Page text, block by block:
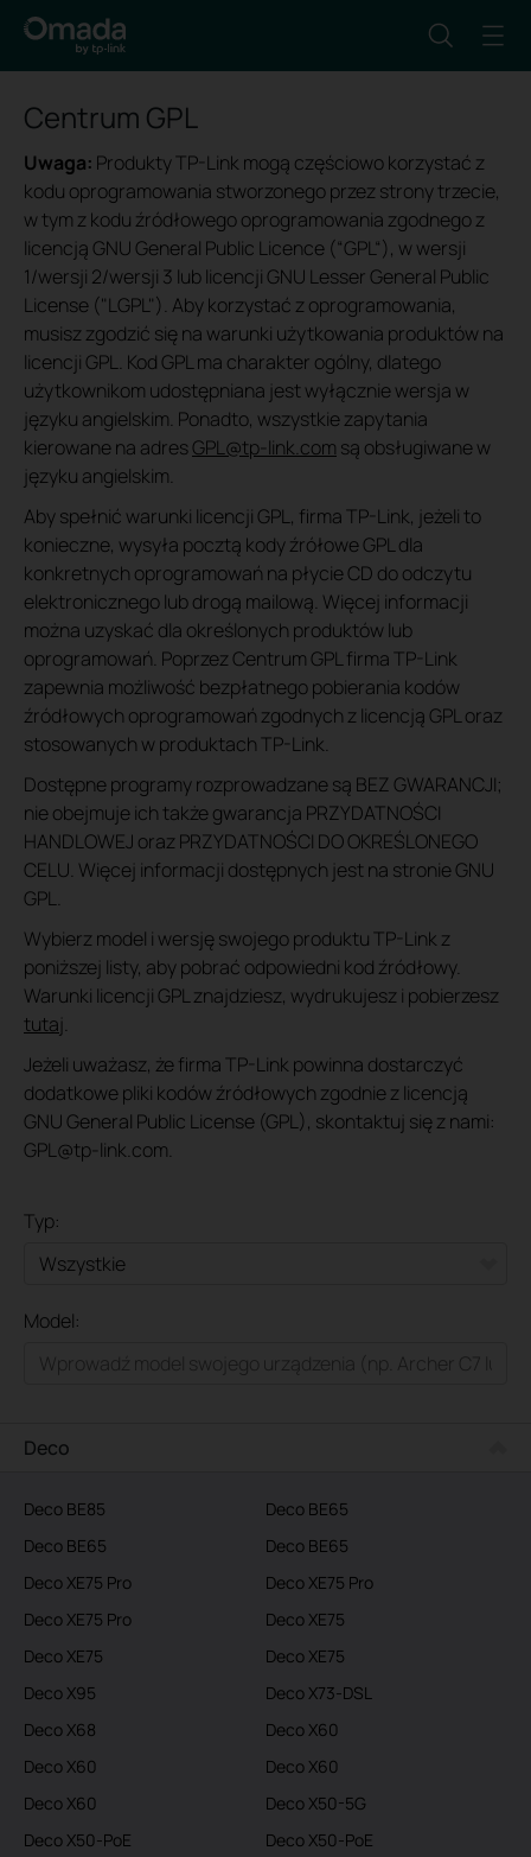
Centrum GPL
Uwaga: Produkty TP-Link mogą częściowo korzystać z
kodu oprogramowania stworzonego przez strony trzecie,
w tym z kodu źródłowego oprogramowania zgodnego z
licencją GNU General Public Licence (“GPL“), w wersji
1/wersji 2/wersji 3 lub licencji GNU Lesser General Public
License ("LGPL"). Aby korzystać z oprogramowania,
musisz zgodzić się na warunki użytkowania produktów na
licencji GPL. Kod GPL ma charakter ogólny, dlatego
użytkownikom udostępniana jest wyłącznie wersja w
języku angielskim. Ponadto, wszystkie zapytania
kierowane na adresGPL@tp-link.com są obsługiwane w
języku angielskim.
Aby spełnić warunki licencji GPL, firma TP-Link, jeżeli to
konieczne, wysyła pocztą kody źrółowe GPL dla
konkretnych oprogramowań na płycie CD do odczytu
elektronicznego lub drogą mailową. Więcej informacji
można uzyskać dla określonych produktów lub
oprogramowań. Poprzez Centrum GPL firma TP-Link
zapewnia możliwość bezpłatnego pobierania kodów
źródłowych oprogramowań zgodnych z licencją GPL oraz
stosowanych w produktach TP-Link.
Dostępne programy rozprowadzane są BEZ GWARANCJI;
nie obejmuje ich także gwarancja PRZYDATNOŚCI
HANDLOWEJ oraz PRZYDATNOŚCI DO OKREŚLONEGO
CELU. Więcej informacji dostępnych jest na stronie GNU
GPL.
Wybierz model i wersję swojego produktu TP-Link z
poniższej listy, aby pobrać odpowiedni kod źródłowy.
Warunki licencji GPL znajdziesz, wydrukujesz i pobierzesz
tutaj.
Jeżeli uważasz, że firma TP-Link powinna dostarczyć
dodatkowe pliki kodów źródłowych zgodnie z licencją
GNU General Public License (GPL), skontaktuj się z nami:
GPL@tp-link.com.
Typ:
Wszystkie
Model:
Deco
Deco BE85
Deco BE65
Deco BE65
Deco BE65
Deco XE75 Pro
Deco XE75 Pro
Deco XE75 Pro
Deco XE75
Deco XE75
Deco XE75
Deco X95
Deco X73-DSL
Deco X68
Deco X60
Deco X60
Deco X60
Deco X60
Deco X50-5G
Deco X50-PoE
Deco X50-PoE